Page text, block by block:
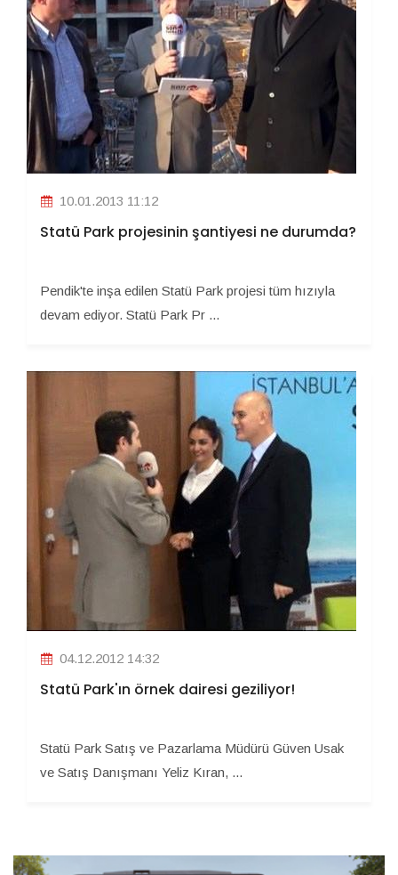
10.01.2013 11:12
Statü Park projesinin şantiyesi ne durumda?
Pendik'te inşa edilen Statü Park projesi tüm hızıyla
devam ediyor. Statü Park Pr ...
04.12.2012 14:32
Statü Park'ın örnek dairesi geziliyor!
Statü Park Satış ve Pazarlama Müdürü Güven Usak
ve Satış Danışmanı Yeliz Kıran, ...